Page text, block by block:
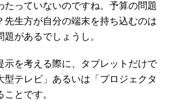
たっていないのですね。予算の問題
先生方が自分の端末を持ち込むのは
があるでしょうし。
示を考える際に、タブレットだけで
型テレビ」あるいは「プロジェクタ
とです。